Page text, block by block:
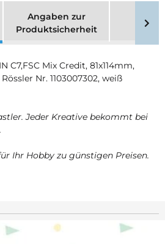
Angaben zur
Produktsicherheit
C7,FSC Mix Credit, 81x114mm,
Nr. 1103007302, weiß
Jeder Kreative bekommt bei
Ihr Hobby zu günstigen Preisen.